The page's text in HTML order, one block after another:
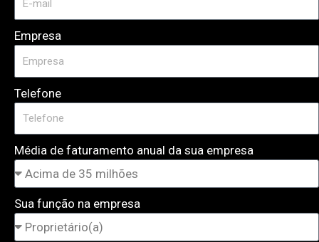
Empresa
Telefone
Média de faturamento anual da sua empresa
Sua função na empresa